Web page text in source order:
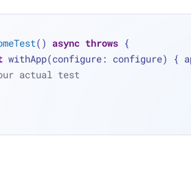
() async throws {
withApp(configure: configure) {
actual test